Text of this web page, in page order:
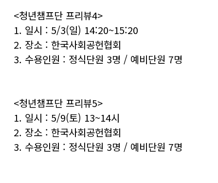
<청년챔프단 프리뷰4>
1. 일시 : 5/3(일) 14:20~15:20
2. 장소 : 한국사회공헌협회
3. 수용인원 : 정식단원 3명 / 예비단원 7명
<청년챔프단 프리뷰5>
1. 일시 : 5/9(토) 13~14시
2. 장소 : 한국사회공헌협회
3. 수용인원 : 정식단원 3명 / 예비단원 7명